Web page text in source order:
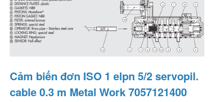
Cảm biến đơn ISO 1 elpn 5/2 servopil.
cable 0.3 m Metal Work 7057121400